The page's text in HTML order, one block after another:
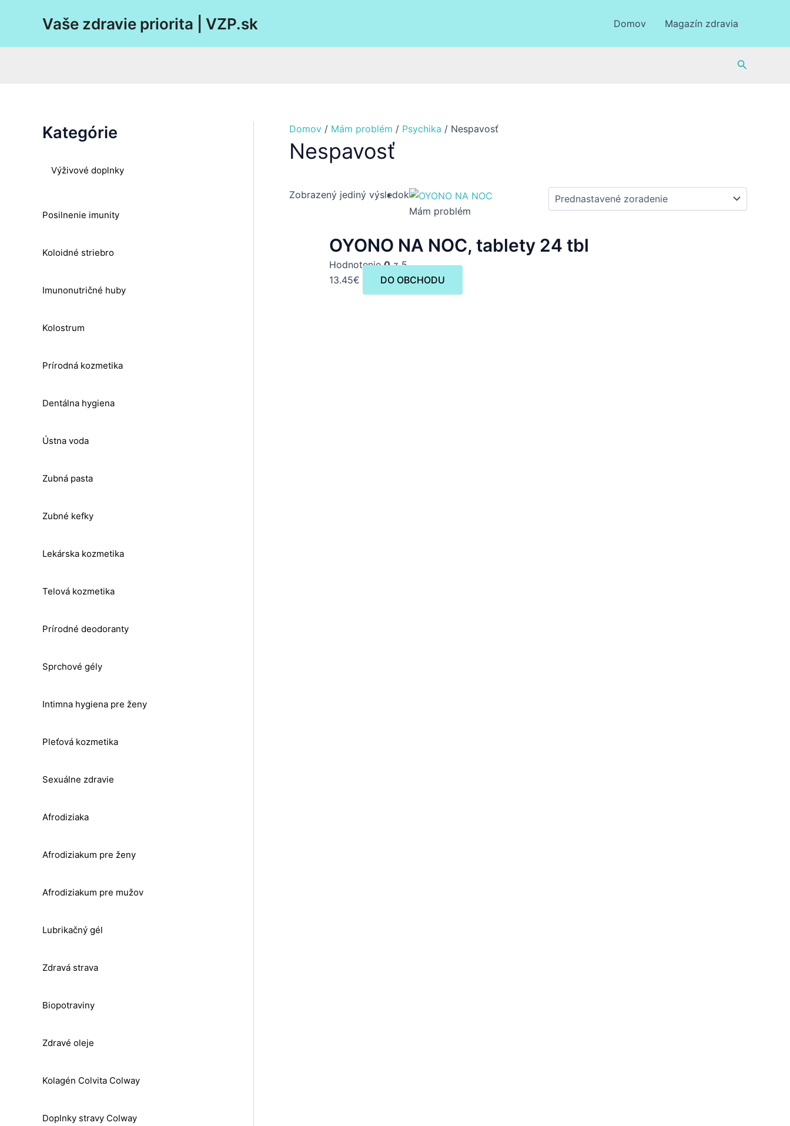
Vaše zdravie priorita | VZP.sk Domov Magazín zdravia
Hľadať
Kategórie
Výživové doplnky
Posilnenie imunity
Koloidné striebro
Imunonutričné huby
Kolostrum
Prírodná kozmetika
Dentálna hygiena
Ústna voda
Zubná pasta
Zubné kefky
Lekárska kozmetika
Telová kozmetika
Prírodné deodoranty
Sprchové gély
Intimna hygiena pre ženy
Pleťová kozmetika
Sexuálne zdravie
Afrodiziaka
Afrodiziakum pre ženy
Afrodiziakum pre mužov
Lubrikačný gél
Zdravá strava
Biopotraviny
Zdravé oleje
Kolagén Colvita Colway
Doplnky stravy Colway
Domov / Mám problém / Psychika / Nespavosť
Nespavosť
Zobrazený jediný výsledok
Mám problém
OYONO NA NOC, tablety 24 tbl
Hodnotenie0z 5
13.45€ DO OBCHODU